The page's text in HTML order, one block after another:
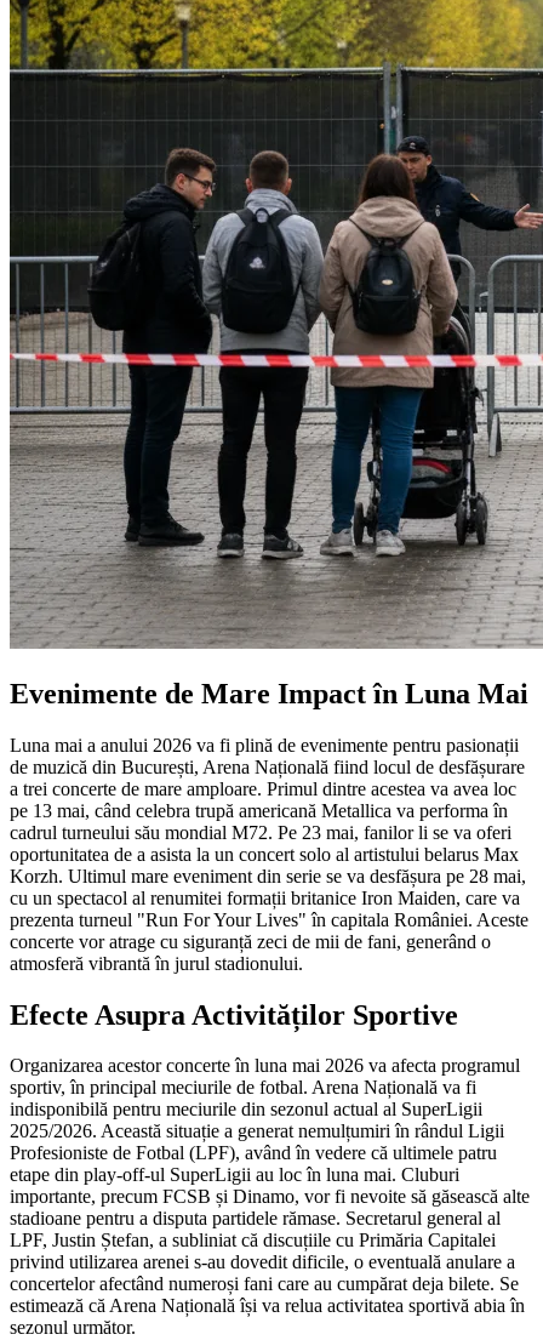
Evenimente de Mare Impact în Luna Mai
Luna mai a anului 2026 va fi plină de evenimente pentru pasionații
de muzică din București, Arena Națională fiind locul de desfășurare
a trei concerte de mare amploare. Primul dintre acestea va avea loc
pe 13 mai, când celebra trupă americană Metallica va performa în
cadrul turneului său mondial M72. Pe 23 mai, fanilor li se va oferi
oportunitatea de a asista la un concert solo al artistului belarus Max
Korzh. Ultimul mare eveniment din serie se va desfășura pe 28 mai,
cu un spectacol al renumitei formații britanice Iron Maiden, care va
prezenta turneul "Run For Your Lives" în capitala României. Aceste
concerte vor atrage cu siguranță zeci de mii de fani, generând o
atmosferă vibrantă în jurul stadionului.
Efecte Asupra Activităților Sportive
Organizarea acestor concerte în luna mai 2026 va afecta programul
sportiv, în principal meciurile de fotbal. Arena Națională va fi
indisponibilă pentru meciurile din sezonul actual al SuperLigii
2025/2026. Această situație a generat nemulțumiri în rândul Ligii
Profesioniste de Fotbal (LPF), având în vedere că ultimele patru
etape din play-off-ul SuperLigii au loc în luna mai. Cluburi
importante, precum FCSB și Dinamo, vor fi nevoite să găsească alte
stadioane pentru a disputa partidele rămase. Secretarul general al
LPF, Justin Ștefan, a subliniat că discuțiile cu Primăria Capitalei
privind utilizarea arenei s-au dovedit dificile, o eventuală anulare a
concertelor afectând numeroși fani care au cumpărat deja bilete. Se
estimează că Arena Națională își va relua activitatea sportivă abia în
sezonul următor.